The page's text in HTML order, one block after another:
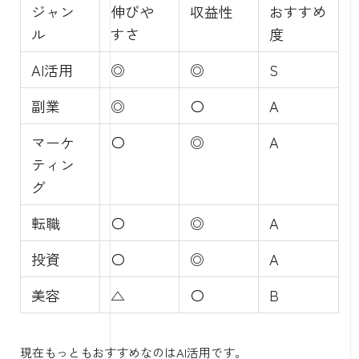
ジャン
ル
伸びや
すさ
収益性
おすすめ
度
AI活用
◎ ◎
S
副業
◎ 〇
A
マーケ
ティン
グ
〇 ◎ A
転職 〇 ◎
A
投資
〇 ◎
A
美容
△ 〇 B
現在もっともおすすめなのはAI活用です。